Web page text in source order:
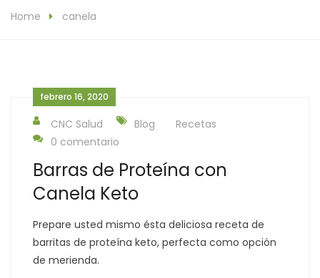
Home canela
febrero 16, 2020
CNC Salud Blog
Recetas
0 comentario
Barras de Proteína con
Canela Keto
Prepare usted mismo ésta deliciosa receta de
barritas de proteína keto, perfecta como opción
de merienda.